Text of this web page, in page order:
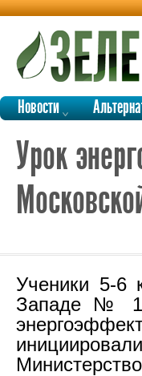
Новости
Урок
Ученики 5-6
Западе №